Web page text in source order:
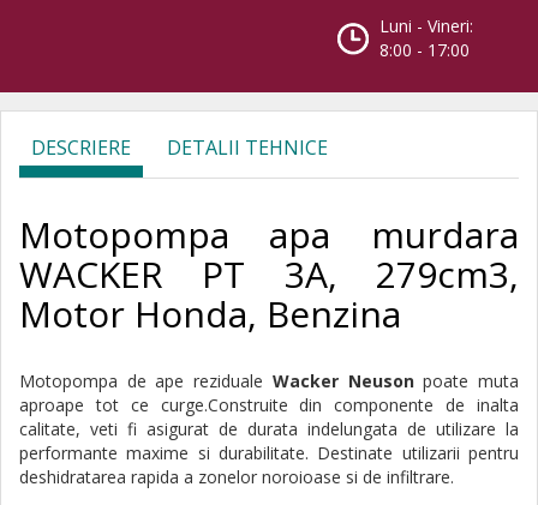
Luni - Vineri:
8:00 - 17:00
DESCRIERE DETALII TEHNICE
Motopompa apa murdara
WACKER PT 3A, 279cm3,
Motor Honda, Benzina
Motopompa de ape reziduale Wacker Neusonpoate muta
aproape tot ce curge.Construite din componente de inalta
calitate, veti fi asigurat de durata indelungata de utilizare la
performante maxime si durabilitate. Destinate utilizarii pentru
deshidratarea rapida a zonelor noroioase si de infiltrare.